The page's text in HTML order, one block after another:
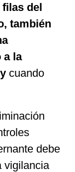
del
también
a la
cuando
debe
vigilancia